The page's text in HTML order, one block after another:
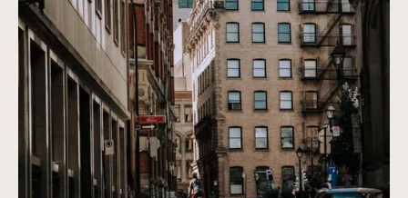
Canada’s most vibrant architecture
Properties that are not only beautiful now, but will remain
beautiful in the future. We only purchase properties that are
built to last, with a timeless design and high-quality
construction.